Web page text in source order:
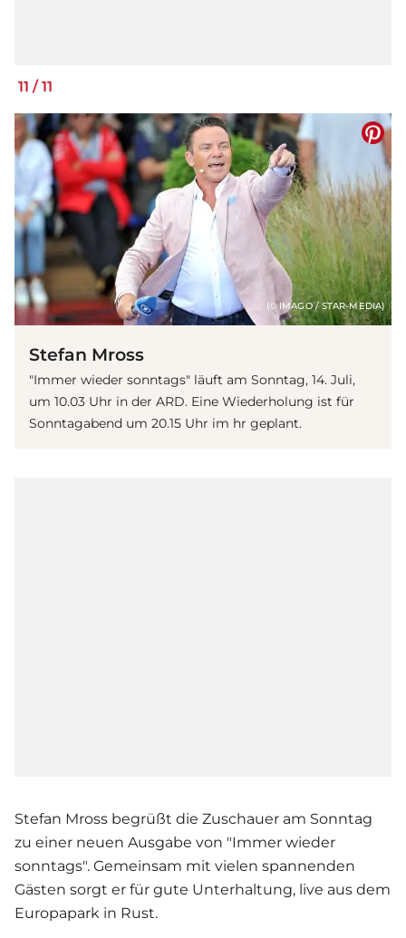
11 /11
(© IMAGO / STAR-MEDIA)
Stefan Mross
"Immer wieder sonntags" läuft am Sonntag, 14. Juli,
um 10.03 Uhr in der ARD. Eine Wiederholung ist für
Sonntagabend um 20.15 Uhr im hr geplant.
Stefan Mross begrüßt die Zuschauer am Sonntag
zu einer neuen Ausgabe von "Immer wieder
sonntags". Gemeinsam mit vielen spannenden
Gästen sorgt er für gute Unterhaltung, live aus dem
Europapark in Rust.